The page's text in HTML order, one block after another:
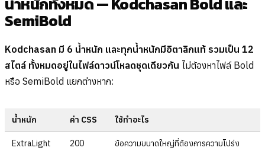
SemiBold
Kodchasan มี 6 น้ำหนัก และทุกน้ำหนักมีอิตาลิกแท้ รวมเป็น 12
สไตล์ ทั้งหมดอยู่ในไฟล์ดาวน์โหลดชุดเดียวกัน ไม่ต้องหาไฟล์ Bold
หรือ SemiBold แยกต่างหาก:
น้ำหนัก ค่า CSS ใช้ทำอะไร
ExtraLight 200 ข้อความขนาดใหญ่ที่ต้องการความโปร่ง